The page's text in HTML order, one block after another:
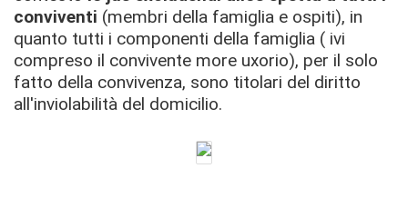
conviventi (membri della famiglia e ospiti), in
quanto tutti i componenti della famiglia ( ivi
compreso il convivente more uxorio), per il solo
fatto della convivenza, sono titolari del diritto
all'inviolabilità del domicilio.